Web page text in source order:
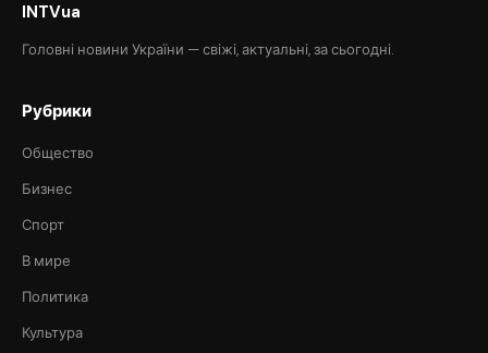
INTVua
Головні новини України — свіжі, актуальні, за сьогодні.
Рубрики
Общество
Бизнес
Спорт
В мире
Политика
Культура